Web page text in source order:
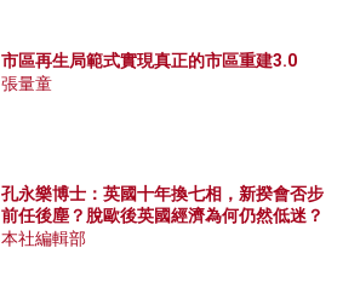
市區再生局範式實現真正的市區重建3.0
張量童
孔永樂博士：英國十年換七相，新揆會否步
前任後塵？脫歐後英國經濟為何仍然低迷？
本社編輯部